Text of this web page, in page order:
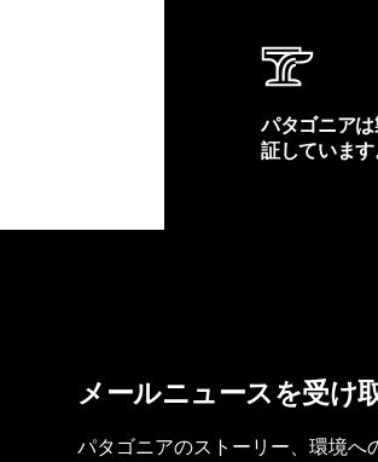
パタゴニア
証しています
メールニュースを受け
パタゴニアのストーリー、環境へ